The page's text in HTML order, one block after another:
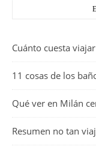
Cuánto cuesta
11 cosas de los
Qué ver en Milán
Resumen no tan